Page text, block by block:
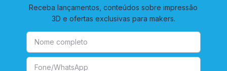
Receba lançamentos, conteúdos sobre impressão
3D e ofertas exclusivas para makers.